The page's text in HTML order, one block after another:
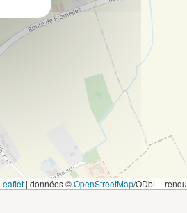
| données ©OpenStreetMap/ODbL - rendu